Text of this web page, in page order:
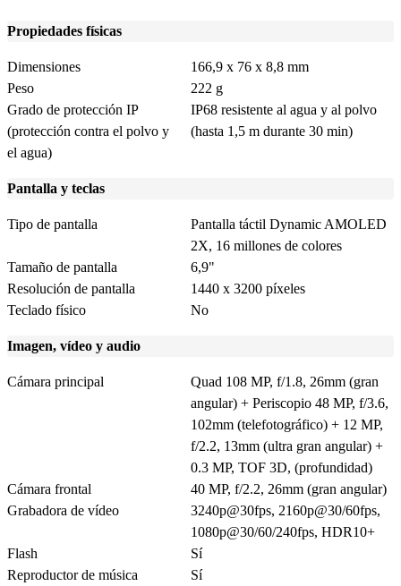
Propiedades físicas
Dimensiones
166,9 x 76 x 8,8 mm
Peso
222 g
Grado de protección IP
(protección contra el polvo y
el agua)
IP68 resistente al agua y al polvo
(hasta 1,5 m durante 30 min)
Pantalla y teclas
Tipo de pantalla
Pantalla táctil Dynamic AMOLED
2X, 16 millones de colores
Tamaño de pantalla
6,9"
Resolución de pantalla
1440 x 3200 píxeles
Teclado físico
No
Imagen, vídeo y audio
Cámara principal
Quad 108 MP, f/1.8, 26mm (gran
angular) + Periscopio 48 MP, f/3.6,
102mm (telefotográfico) + 12 MP,
f/2.2, 13mm (ultra gran angular) +
0.3 MP, TOF 3D, (profundidad)
Cámara frontal
40 MP, f/2.2, 26mm (gran angular)
Grabadora de vídeo
3240p@30fps, 2160p@30/60fps,
1080p@30/60/240fps, HDR10+
Flash
Sí
Reproductor de música
Sí